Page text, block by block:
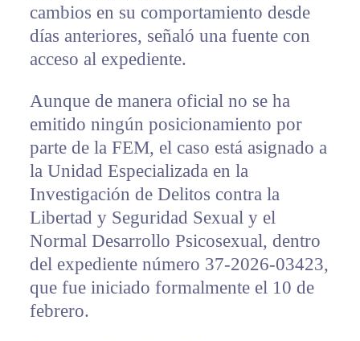
cambios en su comportamiento desde
días anteriores, señaló una fuente con
acceso al expediente.
Aunque de manera oficial no se ha
emitido ningún posicionamiento por
parte de la FEM, el caso está asignado a
la Unidad Especializada en la
Investigación de Delitos contra la
Libertad y Seguridad Sexual y el
Normal Desarrollo Psicosexual, dentro
del expediente número 37-2026-03423,
que fue iniciado formalmente el 10 de
febrero.